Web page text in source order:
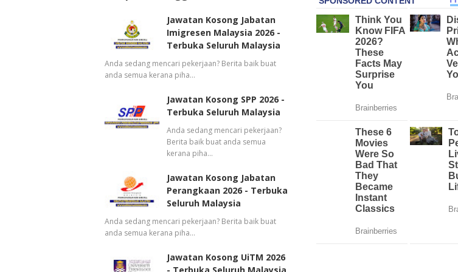
Jawatan Kosong Jabatan
Imigresen Malaysia 2026 -
Terbuka Seluruh Malaysia
Anda sedang mencari pekerjaan? Berita baik buat
anda semua kerana piha…
Jawatan Kosong SPP 2026 -
Terbuka Seluruh Malaysia
Anda sedang mencari pekerjaan?
Berita baik buat anda semua
kerana piha…
Jawatan Kosong Jabatan
Perangkaan 2026 - Terbuka
Seluruh Malaysia
Anda sedang mencari pekerjaan? Berita baik buat
anda semua kerana piha…
Jawatan Kosong UiTM 2026